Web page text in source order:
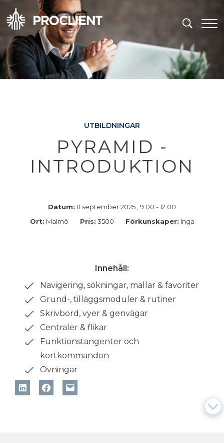
UTBILDNINGAR
PYRAMID -
INTRODUKTION
Datum: 11 september 2025 , 9:00 - 12:00
Ort: Malmö Pris: 3500 Förkunskaper: Inga
Innehåll:
Navigering, sökningar, mallar & favoriter
Grund-, tilläggsmoduler & rutiner
Skrivbord, vyer & genvägar
Centraler & flikar
Funktionstangenter och
kortkommandon
Övningar